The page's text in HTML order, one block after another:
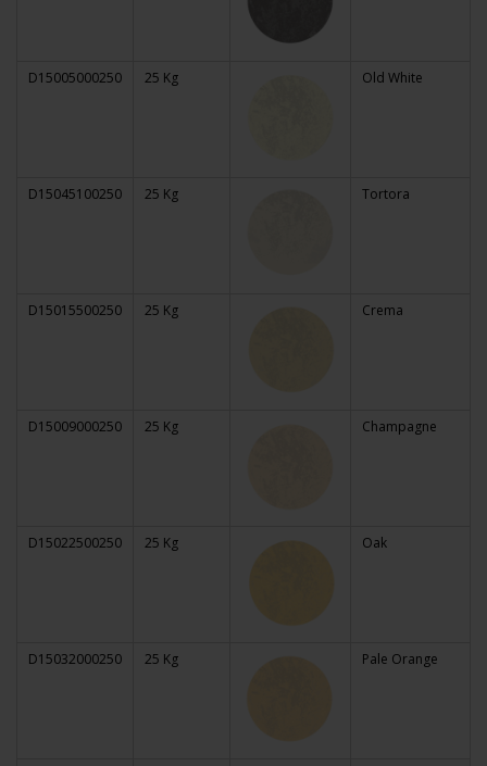
D15005000250 25 Kg Old White
D15045100250 25 Kg Tortora
D15015500250 25 Kg Crema
D15009000250 25 Kg Champagne
D15022500250 25 Kg Oak
D15032000250 25 Kg Pale Orange